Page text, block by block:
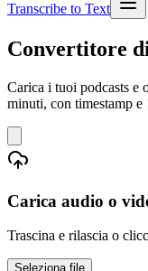
Transcribe to Text
Convertitore
Carica i tuoi podcasts e
minuti, con timestamp
Carica audio o
Trascina e rilascia o
Seleziona file